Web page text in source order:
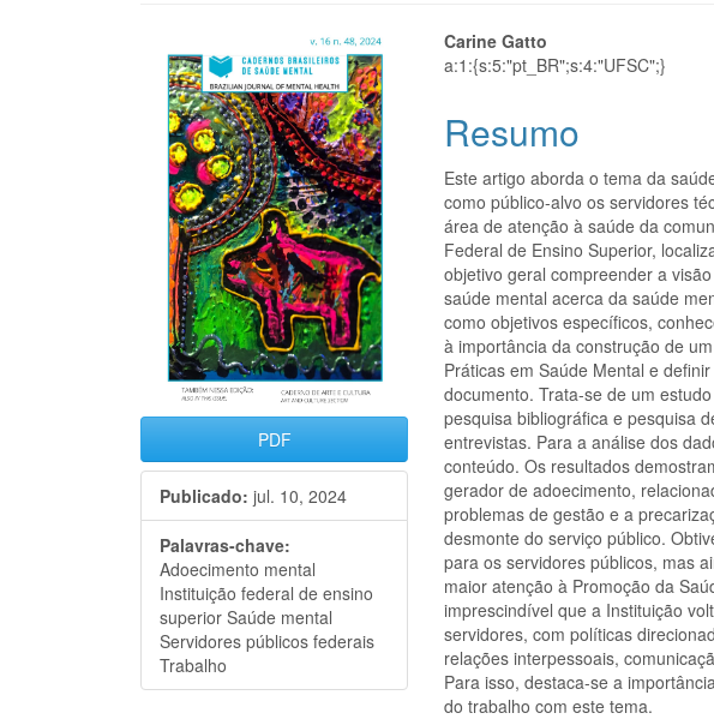
Barra
lateral
de
artigos
PDF
Publicado: jul. 10, 2024
Palavras-chave:
Adoecimento mental
Instituição federal de ensino
superior Saúde mental
Servidores públicos federais
Trabalho
Conteúdo
do
artigo
principal
Carine Gatto
a:1:{s:5:"pt_BR";s:4:"UFSC";}
Resumo
Este artigo aborda o tema da
como público-alvo os servidores
área de atenção à saúde da
Federal de Ensino Superior,
objetivo geral compreender a
saúde mental acerca da saúde
como objetivos específicos,
à importância da construção de
Práticas em Saúde Mental e
documento. Trata-se de um
pesquisa bibliográfica e pesquisa
entrevistas. Para a análise dos
conteúdo. Os resultados
gerador de adoecimento,
problemas de gestão e a
desmonte do serviço público.
para os servidores públicos, mas
maior atenção à Promoção da
imprescindível que a Instituição
servidores, com políticas
relações interpessoais,
Para isso, destaca-se a
do trabalho com este tema.